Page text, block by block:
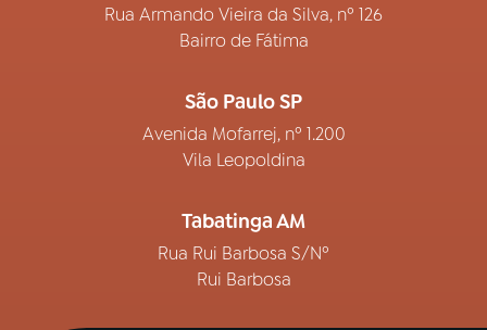
Rua Armando Vieira da Silva, nº 126
Bairro de Fátima
São Paulo SP
Avenida Mofarrej, nº 1.200
Vila Leopoldina
Tabatinga AM
Rua Rui Barbosa S/Nº
Rui Barbosa